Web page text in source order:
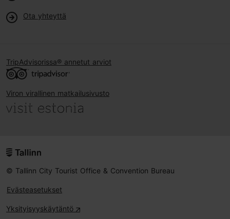
Ota yhteyttä
TripAdvisorissa® annetut arviot
Viron virallinen matkailusivusto
© Tallinn City Tourist Office & Convention Bureau
Evästeasetukset
Yksityisyyskäytäntö